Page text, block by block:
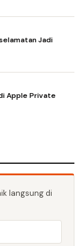
Jadi
Apple Private
langsung di